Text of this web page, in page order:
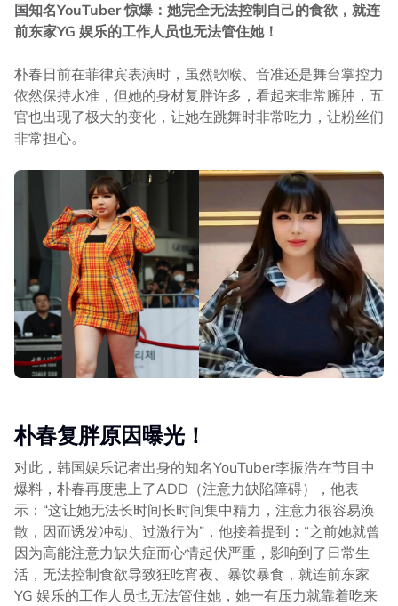
国知名YouTuber 惊爆：她完全无法控制自己的食欲，就连
前东家YG 娱乐的工作人员也无法管住她！
朴春日前在菲律宾表演时，虽然歌喉、音准还是舞台掌控力
依然保持水准，但她的身材复胖许多，看起来非常臃肿，五
官也出现了极大的变化，让她在跳舞时非常吃力，让粉丝们
非常担心。
朴春复胖原因曝光！
对此，韩国娱乐记者出身的知名YouTuber李振浩在节目中
爆料，朴春再度患上了ADD（注意力缺陷障碍），他表
示：“这让她无法长时间长时间集中精力，注意力很容易涣
散，因而诱发冲动、过激行为”，他接着提到：“之前她就曾
因为高能注意力缺失症而心情起伏严重，影响到了日常生
活，无法控制食欲导致狂吃宵夜、暴饮暴食，就连前东家
YG 娱乐的工作人员也无法管住她，她一有压力就靠着吃来